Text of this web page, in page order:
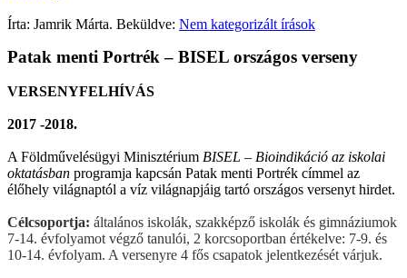
Írta: Jamrik Márta. Beküldve: Nem kategorizált írások
Patak menti Portrék – BISEL országos verseny
VERSENYFELHÍVÁS
2017 -2018.
A Földművelésügyi Minisztérium BISEL – Bioindikáció az iskolai
oktatásban programja kapcsán Patak menti Portrék címmel az
élőhely világnaptól a víz világnapjáig tartó országos versenyt hirdet.
Célcsoportja: általános iskolák, szakképző iskolák és gimnáziumok
7-14. évfolyamot végző tanulói, 2 korcsoportban értékelve: 7-9. és
10-14. évfolyam. A versenyre 4 fős csapatok jelentkezését várjuk.